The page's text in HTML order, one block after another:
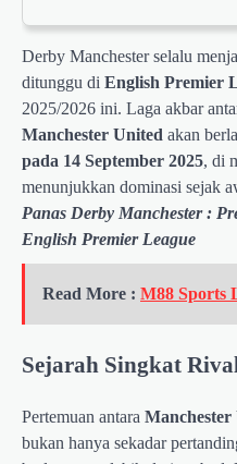
Derby Manchester selalu
ditunggu di English Premier
2025/2026 ini. Laga akbar
Manchester United akan
pada 14 September 2025, di
menunjukkan dominasi sejak
Panas Derby Manchester :
English Premier League
Read More : M88 Sports
Sejarah Singkat
Pertemuan antara Manchester
bukan hanya sekadar